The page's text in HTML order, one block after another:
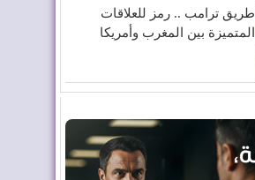
طريق ترامب .. رمز للعلاقات
المتميزة بين المغرب وأمريكا